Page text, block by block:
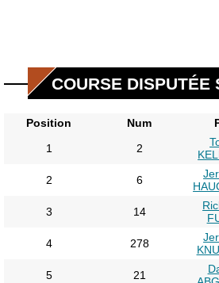
COURSE DISPUTÉE
Position Num
1
2
2 6
3 14
4 278
5 21